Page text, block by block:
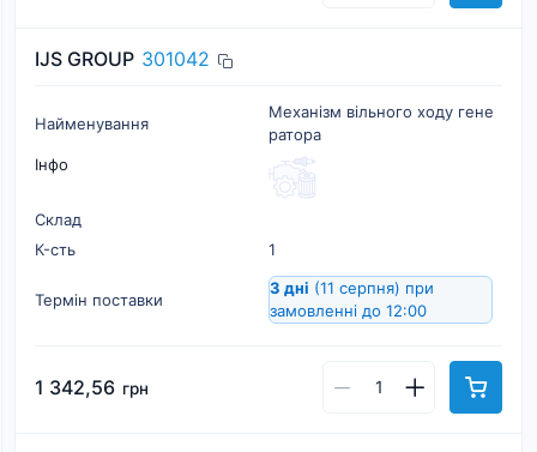
IJS GROUP 301042
Найменування
Механізм вільного ходу гене
ратора
Інфо
Склад
К-cть
1
Термін поставки
3 дні (11 серпня) при
замовленні до 12:00
1 342,56 грн